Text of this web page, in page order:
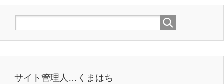
サイト管理人…くまはち